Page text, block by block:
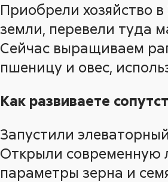
Приобрели хозяйство
земли, перевели туда
Сейчас выращиваем
пшеницу и овес,
Как развиваете
Запустили
Открыли современную
параметры зерна и